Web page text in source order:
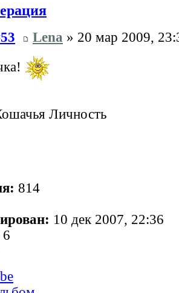
Lena » 20 мар 2009,
Личность
814
10 дек 2007, 22:36
6